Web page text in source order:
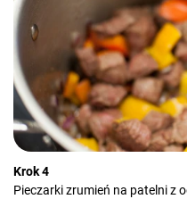
Krok 4
Pieczarki zrumień na patelni z